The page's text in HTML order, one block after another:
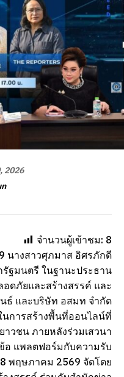
2026
จำนวนผู้เข้าชม: 8
นางสาวศุภมาส อิศรภักดี
ฐมนตรี ในฐานะประธาน
ดภัยและสร้างสรรค์ และ
ธ์ และบริษัท อสมท จำกัด
นการสร้างพื้นที่ออนไลน์ที่
าวชน ภายหลังร่วมเสวนา
อ แพลตฟอร์มกับความรับ
พฤษภาคม 2569 จัดโดย